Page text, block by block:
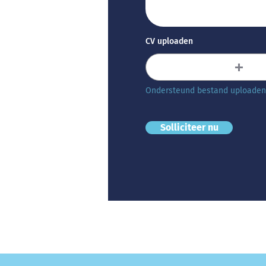
CV uploaden
Ondersteund bestand
Solliciteer nu